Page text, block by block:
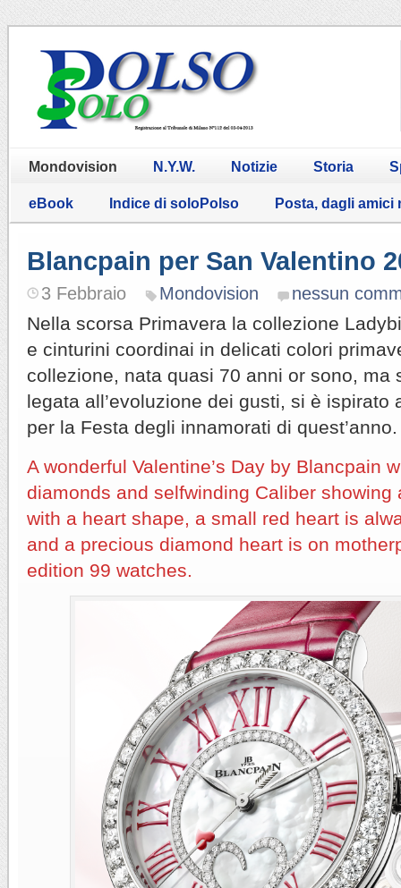
Mondovision N.Y.W. Notizie Storia
eBook Indice di soloPolso Posta, dagli amici
Blancpain per San Valentino
3 Febbraio Mondovision nessun
Nella scorsa Primavera la collezione
e cinturini coordinai in delicati colori
collezione, nata quasi 70 anni or sono, ma
legata all’evoluzione dei gusti, si è ispirato
per la Festa degli innamorati di quest’anno.
A wonderful Valentine’s Day by Blancpain
diamonds and selfwinding Caliber showing
with a heart shape, a small red heart is
and a precious diamond heart is on
edition 99 watches.